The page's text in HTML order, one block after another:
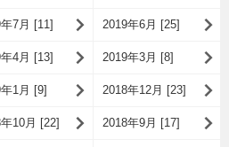
7月 [11] 2019年6月 [25]
4月 [13] 2019年3月 [8]
1月 [9] 2018年12月 [23]
10月 [22] 2018年9月 [17]